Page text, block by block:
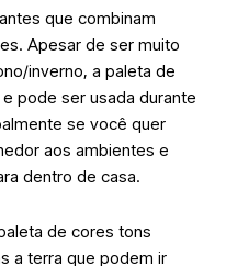
que combinam
Apesar de ser muito
inverno, a paleta de
pode ser usada durante
se você quer
aos ambientes e
dentro de casa.
de cores tons
a terra que podem ir